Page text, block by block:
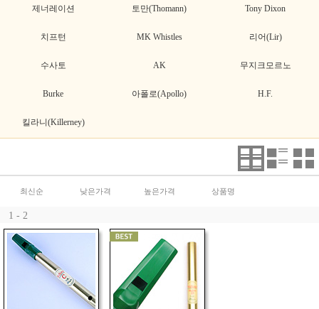
제너레이션 토만(Thomann) Tony Dixon
치프턴 MK Whistles 리어(Lir)
수사토 AK 무지크모르노
Burke 아폴로(Apollo) H.F.
킬라니(Killerney)
최신순 낮은가격 높은가격 상품명
1 - 2